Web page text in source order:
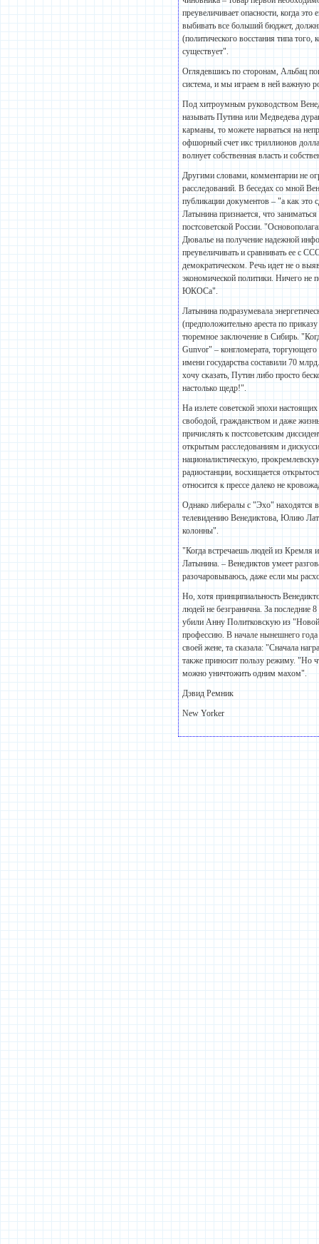
преувеличивает опасности, когда
выбивать все больший бюджет,
(политического восстания типа
существует".
Оглядевшись по сторонам, Альбац
система, и мы играем в ней важную
Под хитроумным руководством
называть Путина или Медведева
карманы, то можете нарваться на
офшорный счет икс триллионов
волнует собственная власть и
Другими словами, комментарии не
расследований. В беседах со мной
публикации документов – "а как это
Латынина признается, что
постсоветской России.
Дювалье на получение надежной
преувеличивать и сравнивать ее с
демократическом. Речь идет не о
экономической политики. Ничего не
ЮКОСа".
Латынина подразумевала
(предположительно ареста по
тюремное заключение в Сибирь.
Gunvor" – конгломерата,
имени государства составили 70
хочу сказать, Путин либо просто
настолько щедр!".
На излете советской эпохи
свободой, гражданством и даже
причислять к постсоветским
открытым расследованиям и
националистическую,
радиостанции, восхищается
относится к прессе далеко не
Однако либералы с "Эхо" находятся
телевидению Венедиктова, Юлию
колонны".
"Когда встречаешь людей из
Латынина. – Венедиктов умеет
разочаровываюсь, даже если мы
Но, хотя принципиальность
людей не безгранична. За последние
убили Анну Политковскую из
профессию. В начале нынешнего
своей жене, та сказала: "Сначала
также приносит пользу режиму. "Но
можно уничтожить одним махом".
Дэвид Ремник
New Yorker